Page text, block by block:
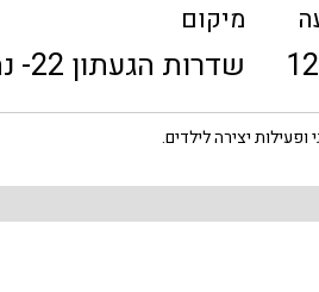
מיקום
שדרות הגעתון 22- נהריה (נקודת התחלה- המשביר לצרכן)
ופעילות יצירה לילדים.